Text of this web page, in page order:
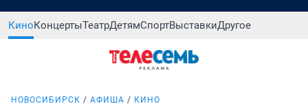
КиноКонцертыТеатрДетямСпортВыставкиДругое
НОВОСИБИРСК АФИША КИНО